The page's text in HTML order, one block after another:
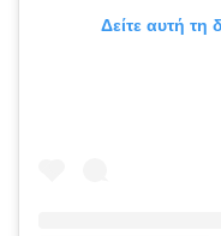
Δείτε αυτή